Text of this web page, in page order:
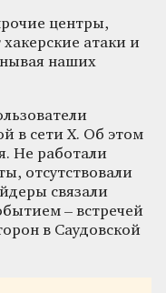
центры,
атаки и
наших
в сети Х. Об этом
Не работали
отсутствовали
связали
– встречей
в Саудовской